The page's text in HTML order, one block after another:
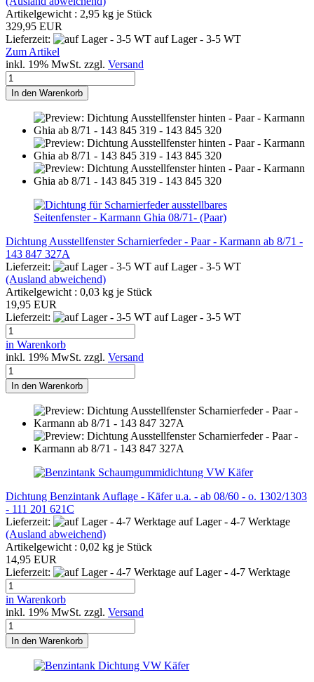
Artikelgewicht : 2,95 kg je Stück
329,95 EUR
Lieferzeit:
auf Lager - 3-5 WT
Zum Artikel
inkl. 19% MwSt. zzgl. Versand
In den Warenkorb
Dichtung Ausstellfenster Scharnierfeder - Paar - Karmann ab 8/71 -
143 847 327A
Lieferzeit:
auf Lager - 3-5 WT
(Ausland abweichend)
Artikelgewicht : 0,03 kg je Stück
19,95 EUR
Lieferzeit:
auf Lager - 3-5 WT
in Warenkorb
inkl. 19% MwSt. zzgl. Versand
In den Warenkorb
Dichtung Benzintank Auflage - Käfer u.a. - ab 08/60 - o. 1302/1303
- 111 201 621C
Lieferzeit:
auf Lager - 4-7 Werktage
(Ausland abweichend)
Artikelgewicht : 0,02 kg je Stück
14,95 EUR
Lieferzeit:
auf Lager - 4-7 Werktage
in Warenkorb
inkl. 19% MwSt. zzgl. Versand
In den Warenkorb